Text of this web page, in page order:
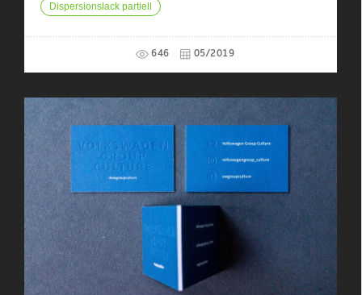
Dispersionslack partiell
646 05/2019